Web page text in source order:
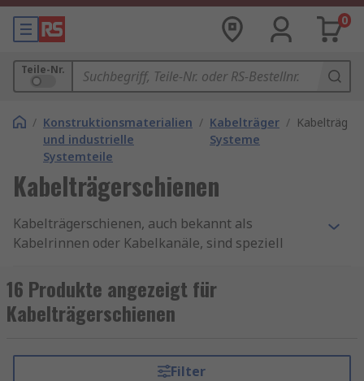
0
Teile-Nr.
/ Konstruktionsmaterialien
und industrielle
Systemteile
/ Kabelträger
Systeme
/
Kabelträgerschienen
Kabelträgerschienen, auch bekannt als
Kabelrinnen oder Kabelkanäle, sind speziell
Unterstützung von Kabeln und Leitungen. Sie
bestehen meist aus robusten Materialien wie
Stahl, Aluminium oder Kunststoff und sind in
den unterschiedlichen Anforderungen gerecht zu
16 Produkte angezeigt für
Kabelträgerschienen
Filter